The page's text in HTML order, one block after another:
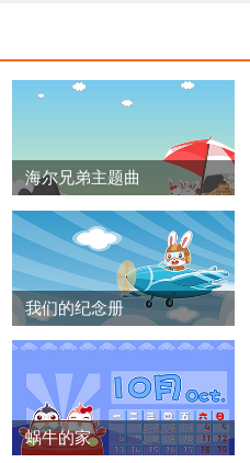
吧
吧
海尔兄弟主题曲
我们的纪念册
蜗牛的家